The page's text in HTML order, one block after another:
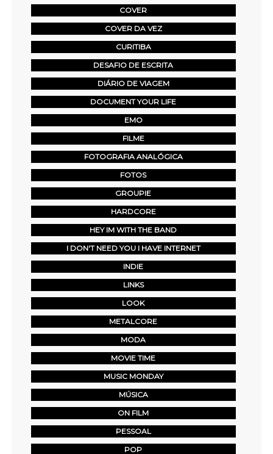
COVER
COVER DA VEZ
CURITIBA
DESAFIO DE ESCRITA
DIÁRIO DE VIAGEM
DOCUMENT YOUR LIFE
EMO
FILME
FOTOGRAFIA ANALÓGICA
FOTOS
GROUPIE
HARDCORE
HEY IM WITH THE BAND
I DON'T NEED YOU I HAVE INTERNET
INDIE
LINKS
LOOK
METALCORE
MODA
MOVIE TIME
MUSIC MONDAY
MÚSICA
ON FILM
PESSOAL
POP